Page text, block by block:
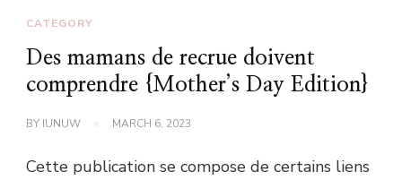
CATEGORY
Des mamans de recrue doivent
comprendre {Mother’s Day Edition}
BY IUNUW MARCH 6, 2023
Cette publication se compose de certains liens